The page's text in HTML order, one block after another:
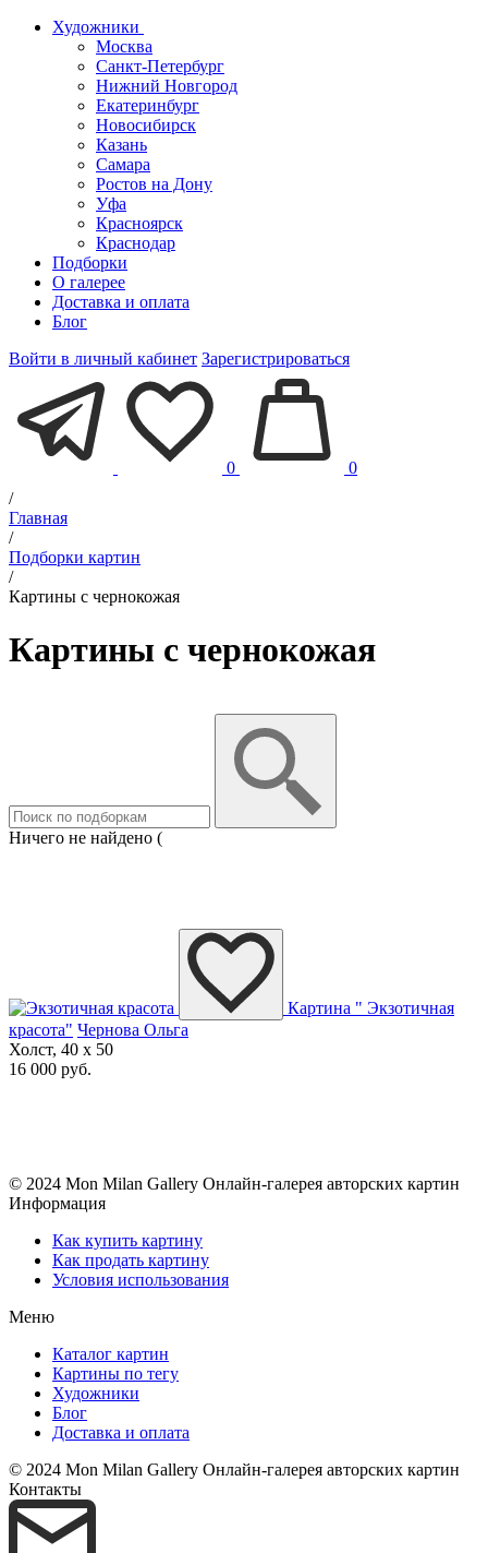
Художники
Москва
Санкт-Петербург
Нижний Новгород
Екатеринбург
Новосибирск
Казань
Самара
Ростов на Дону
Уфа
Красноярск
Краснодар
Подборки
О галерее
Доставка и оплата
Блог
Войти в личный кабинет Зарегистрироваться
0
0
/
Главная
/
Подборки картин
/
Картины с чернокожая
Картины с чернокожая
Ничего не найдено (
Картина " Экзотичная
красота" Чернова Ольга
Холст, 40 x 50
16 000 руб.
© 2024 Mon Milan Gallery Онлайн-галерея авторских картин
Информация
Как купить картину
Как продать картину
Условия использования
Меню
Каталог картин
Картины по тегу
Художники
Блог
Доставка и оплата
© 2024 Mon Milan Gallery Онлайн-галерея авторских картин
Контакты